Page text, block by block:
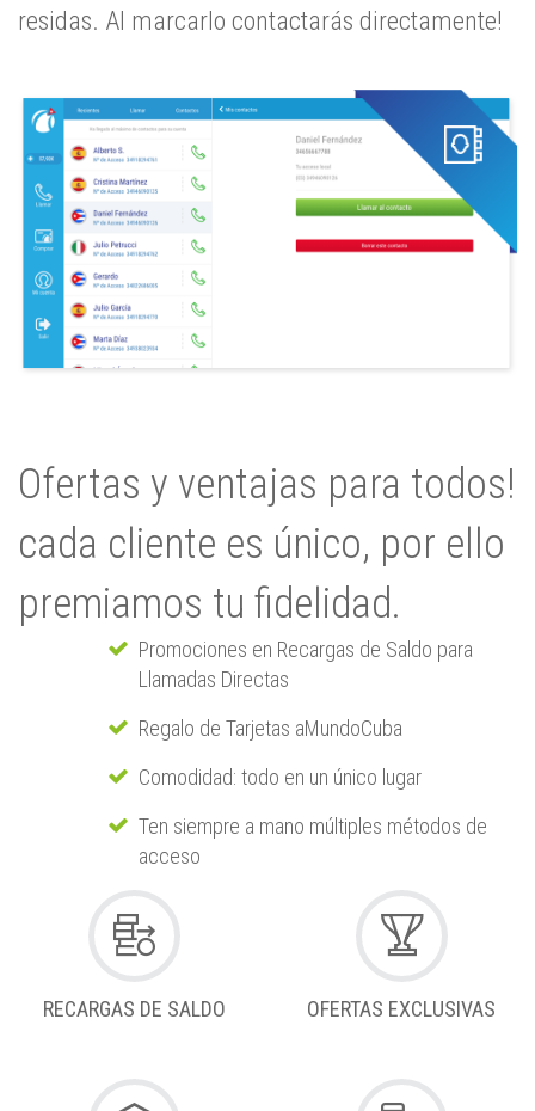
residas. Al marcarlo contactarás directamente!
Ofertas y ventajas para todos!
cada cliente es único, por ello
premiamos tu fidelidad.
Promociones en Recargas de Saldo para
Llamadas Directas
Regalo de Tarjetas aMundoCuba
Comodidad: todo en un único lugar
Ten siempre a mano múltiples métodos de
acceso
RECARGAS DE SALDO OFERTAS EXCLUSIVAS